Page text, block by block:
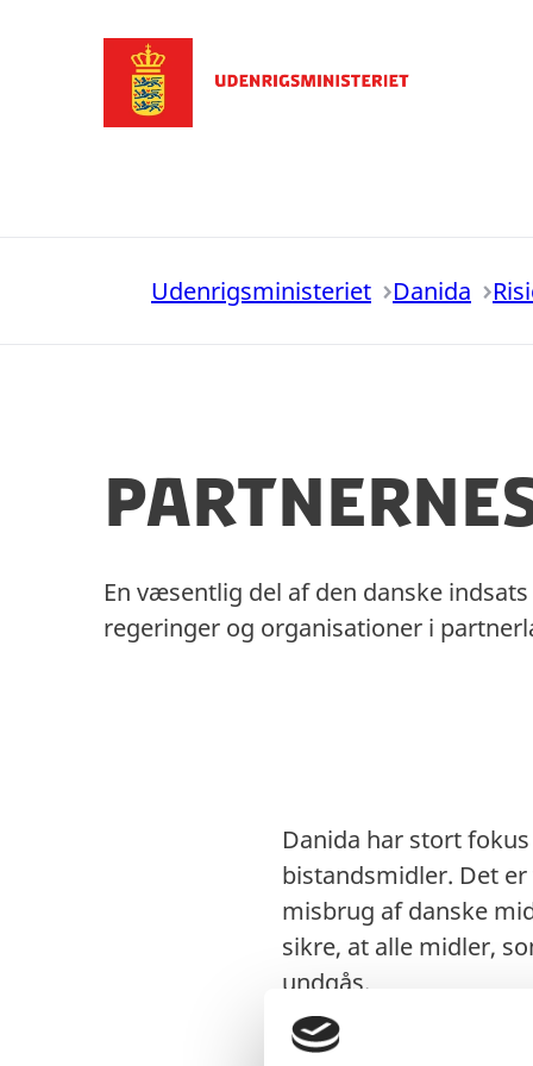
Udenrigsministeriet Danida
En væsentlig del af den danske
regeringer og organisationer i
Danida har stort
bistandsmidler. Det
misbrug af danske
sikre, at alle midler,
undgås.
Det øgede fokus på